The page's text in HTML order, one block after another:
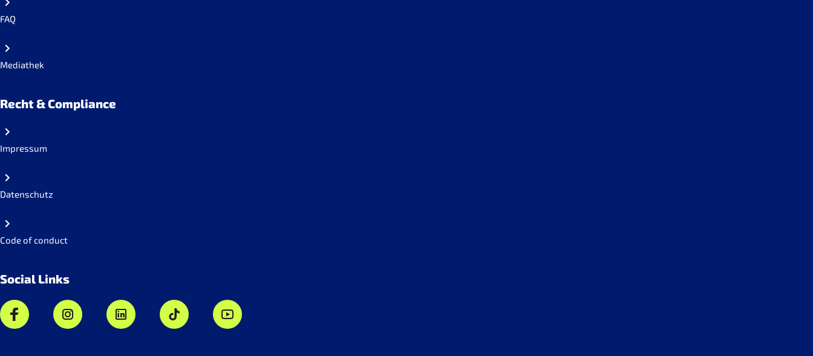
FAQ
Mediathek
Recht & Compliance
Impressum
Datenschutz
Code of conduct
Social Links